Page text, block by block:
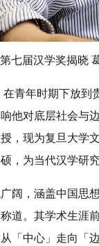
七届汉学奖揭晓
青年时期下放到
他对底层社会与
，现为复旦大学
，为当代汉学研
阔，涵盖中国思
道。其学术生涯
「中心」走向「